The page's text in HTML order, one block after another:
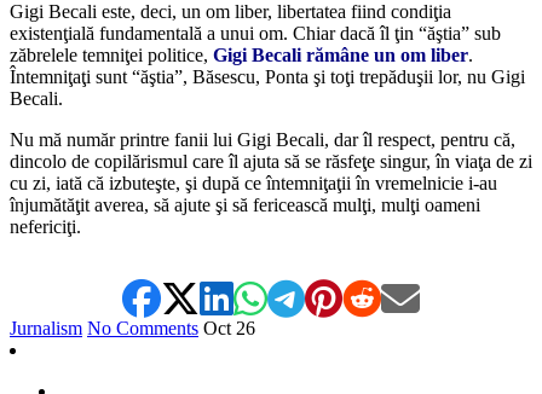
Gigi Becali este, deci, un om liber, libertatea fiind condiţia
existenţială fundamentală a unui om. Chiar dacă îl ţin “ăştia” sub
zăbrelele temniţei politice, Gigi Becali rămâne un om liber.
Întemniţaţi sunt “ăştia”, Băsescu, Ponta şi toţi trepăduşii lor, nu Gigi
Becali.
Nu mă număr printre fanii lui Gigi Becali, dar îl respect, pentru că,
dincolo de copilărismul care îl ajuta să se răsfeţe singur, în viaţa de zi
cu zi, iată că izbuteşte, şi după ce întemniţaţii în vremelnicie i-au
înjumătăţit averea, să ajute şi să fericească mulţi, mulţi oameni
nefericiţi.
Jurnalism No Comments Oct 26